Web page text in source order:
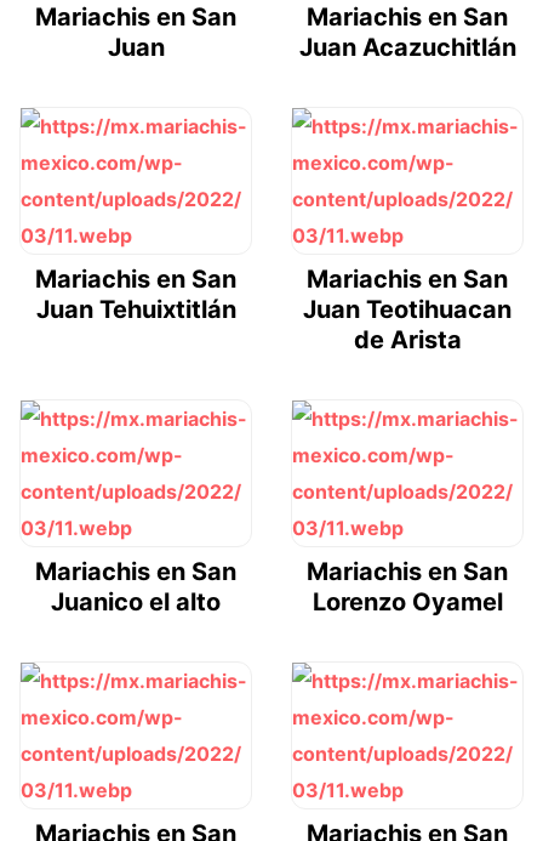
Mariachis en San
Juan
Mariachis en San
Juan Acazuchitlán
Mariachis en San
Juan Tehuixtitlán
Mariachis en San
Juan Teotihuacan
de Arista
Mariachis en San
Juanico el alto
Mariachis en San
Lorenzo Oyamel
Mariachis en San Mariachis en San